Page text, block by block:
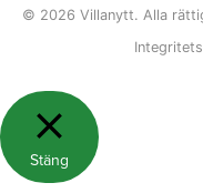
© 2026 Villanytt. Alla
Stäng